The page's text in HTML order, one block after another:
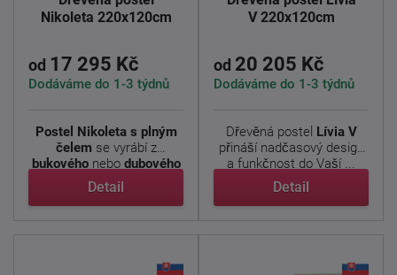
Nikoleta 220x120cm
od 17 295 Kč
Dodáváme do 1-3 týdnů
Postel Nikoleta s plným
čelem se vyrábí z
bukovéhonebo dubového
...
Detail
V 220x120cm
od 20 205 Kč
Dodáváme do 1-3 týdnů
Dřevěná postel
Lívia V
přináší nadčasový design
a funkčnost do Vaší ...
Detail